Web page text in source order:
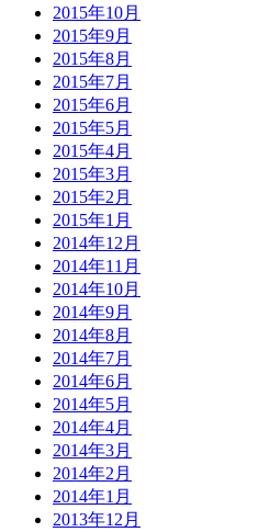
2015年10月
2015年9月
2015年8月
2015年7月
2015年6月
2015年5月
2015年4月
2015年3月
2015年2月
2015年1月
2014年12月
2014年11月
2014年10月
2014年9月
2014年8月
2014年7月
2014年6月
2014年5月
2014年4月
2014年3月
2014年2月
2014年1月
2013年12月